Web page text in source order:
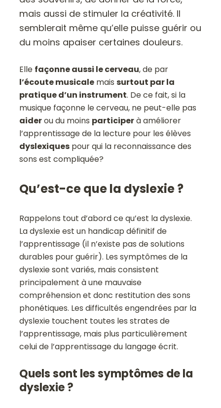
mais aussi de stimuler la créativité. Il
semblerait même qu’elle puisse guérir ou
du moins apaiser certaines douleurs.
Elle façonne aussi le cerveau, de par
l’écoute musicale maissurtout par la
pratique d’un instrument. De ce fait, si la
musique façonne le cerveau, ne peut-elle pas
aiderou du moins participerà améliorer
l’apprentissage de la lecture pour les élèves
dyslexiques pour qui la reconnaissance des
sons est compliquée?
Qu’est-ce que la dyslexie ?
Rappelons tout d’abord ce qu’est la dyslexie.
La dyslexie est un handicap définitif de
l’apprentissage (il n’existe pas de solutions
durables pour guérir). Les symptômes de la
dyslexie sont variés, mais consistent
principalement à une mauvaise
compréhension et donc restitution des sons
phonétiques. Les difficultés engendrées par la
dyslexie touchent toutes les strates de
l’apprentissage, mais plus particulièrement
celui de l’apprentissage du langage écrit.
Quels sont les symptômes de la
dyslexie ?